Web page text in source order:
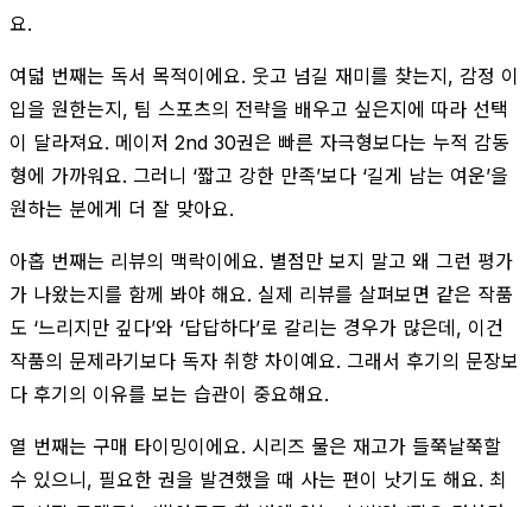
요.
여덟 번째는 독서 목적이에요. 웃고 넘길 재미를 찾는지, 감정 이
입을 원한는지, 팀 스포츠의 전략을 배우고 싶은지에 따라 선택
이 달라져요. 메이저 2nd 30권은 빠른 자극형보다는 누적 감동
형에 가까워요. 그러니 ‘짧고 강한 만족’보다 ‘길게 남는 여운’을
원하는 분에게 더 잘 맞아요.
아홉 번째는 리뷰의 맥락이에요. 별점만 보지 말고 왜 그런 평가
가 나왔는지를 함께 봐야 해요. 실제 리뷰를 살펴보면 같은 작품
도 ‘느리지만 깊다’와 ‘답답하다’로 갈리는 경우가 많은데, 이건
작품의 문제라기보다 독자 취향 차이예요. 그래서 후기의 문장보
다 후기의 이유를 보는 습관이 중요해요.
열 번째는 구매 타이밍이에요. 시리즈 물은 재고가 들쭉날쭉할
수 있으니, 필요한 권을 발견했을 때 사는 편이 낫기도 해요. 최